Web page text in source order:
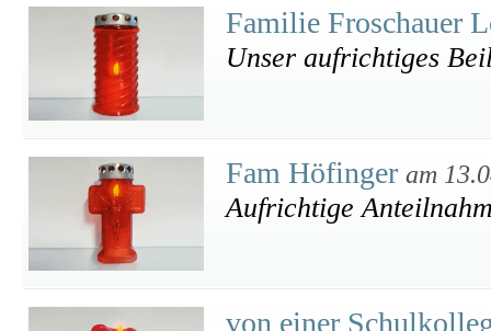
Familie Froschauer
Unser aufrichtiges
Fam Höfinger am
Aufrichtige
von einer